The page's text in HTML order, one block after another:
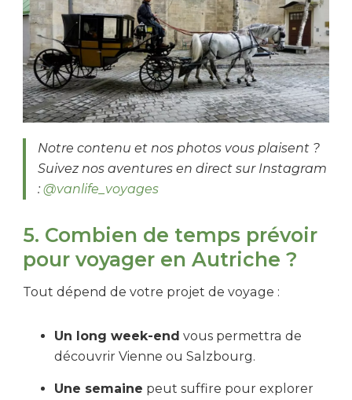
Notre contenu et nos photos vous plaisent ?
Suivez nos aventures en direct sur Instagram
: @vanlife_voyages
5. Combien de temps prévoir
pour voyager en Autriche ?
Tout dépend de votre projet de voyage :
Un long week-end vous permettra de
découvrir Vienne ou Salzbourg.
Une semaine peut suffire pour explorer